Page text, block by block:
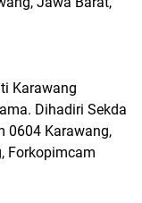
Karawang
Dihadiri Sekda
0604 Karawang,
Forkopimcam